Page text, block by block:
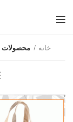
خانه محصولات